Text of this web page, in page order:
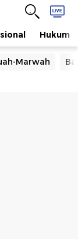
Hukum
Marwah